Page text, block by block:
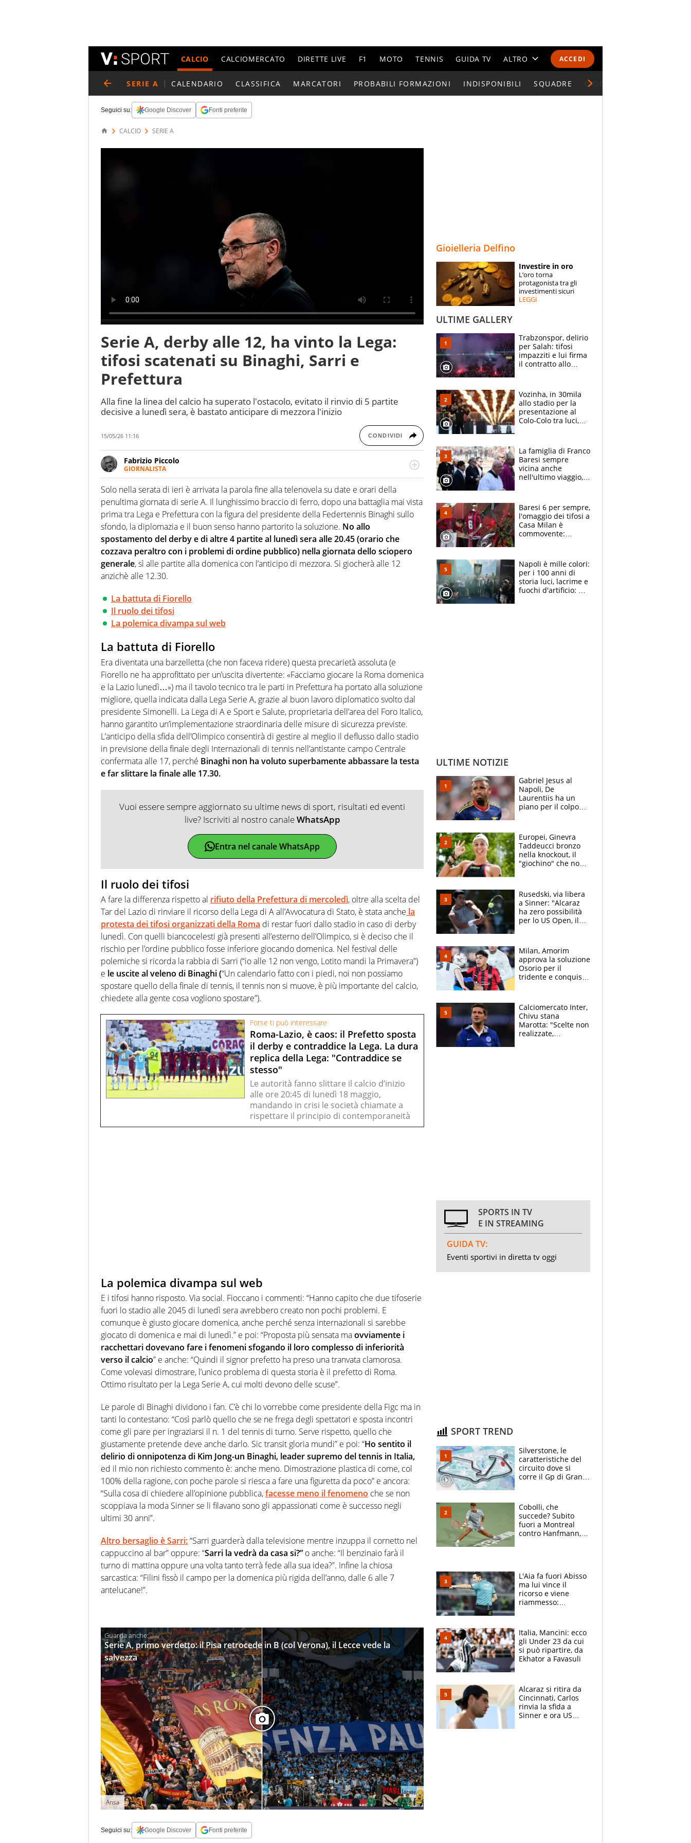
ACCEDI
CALCIO CALCIOMERCATO DIRETTE LIVE F1 MOTO TENNIS GUIDA TV ALTRO
CALENDARI E CLASSIFICHE
ESPERTI
CONTATTI
SERIE A CALENDARIO CLASSIFICA MARCATORI PROBABILI FORMAZIONI INDISPONIBILI SQUADRE GIOCATORI SERIE A
Seguici su: Google Discover Fonti preferite
CALCIO SERIE A
Serie A, derby alle 12, ha vinto la Lega:
tifosi scatenati su Binaghi, Sarri e
Prefettura
Alla fine la linea del calcio ha superato l'ostacolo, evitato il rinvio di 5 partite
decisive a lunedì sera, è bastato anticipare di mezzora l'inizio
15/05/26 11:16 CONDIVIDI
Fabrizio Piccolo
GIORNALISTA
Nella sua carriera ha seguito numerose manifestazioni sportive e collaborato con
agenzie e testate. Esperienza, competenza, conoscenza e memoria storica. Si occupa
prevalentemente di calcio
Solo nella serata di ieri è arrivata la parola fine alla telenovela su date e orari della
penultima giornata di serie A. Il lunghissimo braccio di ferro, dopo una battaglia mai vista
prima tra Lega e Prefettura con la figura del presidente della Federtennis Binaghi sullo
sfondo, la diplomazia e il buon senso hanno partorito la soluzione. No allo
spostamento del derby e di altre 4 partite al lunedì sera alle 20.45 (orario che
cozzava peraltro con i problemi di ordine pubblico) nella giornata dello sciopero
generale, sì alle partite alla domenica con l’anticipo di mezzora. Si giocherà alle 12
anzichè alle 12.30.
La battuta di Fiorello
Il ruolo dei tifosi
La polemica divampa sul web
La battuta di Fiorello
Era diventata una barzelletta (che non faceva ridere) questa precarietà assoluta (e
Fiorello ne ha approfittato per un’uscita divertente: «Facciamo giocare la Roma domenica
e la Lazio lunedì…») ma il tavolo tecnico tra le parti in Prefettura ha portato alla soluzione
migliore, quella indicata dalla Lega Serie A, grazie al buon lavoro diplomatico svolto dal
presidente Simonelli. La Lega di A e Sport e Salute, proprietaria dell’area del Foro Italico,
hanno garantito un’implementazione straordinaria delle misure di sicurezza previste.
L’anticipo della sfida dell’Olimpico consentirà di gestire al meglio il deflusso dallo stadio
in previsione della finale degli Internazionali di tennis nell’antistante campo Centrale
confermata alle 17, perché Binaghi non ha voluto superbamente abbassare la testa
e far slittare la finale alle 17.30.
Vuoi essere sempre aggiornato su ultime news di sport, risultati ed eventi
live? Iscriviti al nostro canaleWhatsApp
Entra nel canale WhatsApp
Il ruolo dei tifosi
A fare la differenza rispetto al rifiuto della Prefettura di mercoledì, oltre alla scelta del
Tar del Lazio di rinviare il ricorso della Lega di A all’Avvocatura di Stato, è stata anche la
protesta dei tifosi organizzati della Roma di restar fuori dallo stadio in caso di derby
lunedì. Con quelli biancocelesti già presenti all’esterno dell’Olimpico, si è deciso che il
rischio per l’ordine pubblico fosse inferiore giocando domenica. Nel festival delle
polemiche si ricorda la rabbia di Sarri (“io alle 12 non vengo, Lotito mandi la Primavera”)
e le uscite al veleno di Binaghi (“Un calendario fatto con i piedi, noi non possiamo
spostare quello della finale di tennis, il tennis non si muove, è più importante del calcio,
chiedete alla gente cosa vogliono spostare”).
Forse ti può interessare
Roma-Lazio, è caos: il Prefetto sposta
il derby e contraddice la Lega. La dura
replica della Lega: "Contraddice se
stesso"
Le autorità fanno slittare il calcio d’inizio
alle ore 20:45 di lunedì 18 maggio,
mandando in crisi le società chiamate a
rispettare il principio di contemporaneità
La polemica divampa sul web
E i tifosi hanno risposto. Via social. Fioccano i commenti: “Hanno capito che due tifoserie
fuori lo stadio alle 2045 di lunedì sera avrebbero creato non pochi problemi. E
comunque è giusto giocare domenica, anche perché senza internazionali si sarebbe
giocato di domenica e mai di lunedì.” e poi: “Proposta più sensata maovviamente i
racchettari dovevano fare i fenomeni sfogando il loro complesso di inferiorità
verso il calcio” e anche: “Quindi il signor prefetto ha preso una tranvata clamorosa.
Come volevasi dimostrare, l’unico problema di questa storia è il prefetto di Roma.
Ottimo risultato per la Lega Serie A, cui molti devono delle scuse”.
Le parole di Binaghi dividono i fan. C’è chi lo vorrebbe come presidente della Figc ma in
tanti lo contestano: “Così parlò quello che se ne frega degli spettatori e sposta incontri
come gli pare per ingraziarsi il n. 1 del tennis di turno. Serve rispetto, quello che
giustamente pretende deve anche darlo. Sic transit gloria mundi” e poi: “Ho sentito il
delirio di onnipotenza di Kim Jong-un Binaghi, leader supremo del tennis in Italia,
ed il mio non richiesto commento è: anche meno. Dimostrazione plastica di come, col
100% della ragione, con poche parole si riesca a fare una figuretta da poco” e ancora:
“Sulla cosa di chiedere all’opinione pubblica,facesse meno il fenomeno che se non
scoppiava la moda Sinner se li filavano sono gli appassionati come è successo negli
ultimi 30 anni”.
Altro bersaglio è Sarri:“Sarri guarderà dalla televisione mentre inzuppa il cornetto nel
cappuccino al bar” oppure: “Sarri la vedrà da casa si?” o anche: “Il benzinaio farà il
turno di mattina oppure una volta tanto terrà fede alla sua idea?”. Infine la chiosa
sarcastica: “Filini fissò il campo per la domenica più rigida dell’anno, dalle 6 alle 7
antelucane!”.
Serie A, primo verdetto: il Pisa retrocede in B (col Verona), il Lecce vede la
salvezza
Ansa
Seguici su: Google Discover Fonti preferite
Gioielleria Delfino
Investire in oro
L’oro torna
protagonista tra gli
investimenti sicuri
LEGGI
ULTIME GALLERY
Trabzonspor, delirio
per Salah: tifosi
impazziti e lui firma
il contratto allo
Vozinha, in 30mila
allo stadio per la
presentazione al
Colo-Colo tra luci,
La famiglia di Franco
Baresi sempre
vicina anche
nell'ultimo viaggio,
circondati
dall'affetto dei tifosi
Baresi 6 per sempre,
l'omaggio dei tifosi a
Casa Milan è
commovente:
bigliettini
Napoli è mille colori:
per i 100 anni di
storia luci, lacrime e
fuochi d'artificio: De
ULTIME NOTIZIE
Gabriel Jesus al
Napoli, De
Laurentiis ha un
piano per il colpo
Lucca
Europei, Ginevra
Taddeucci bronzo
nella knockout, il
"giochino" che non
Rusedski, via libera
a Sinner: "Alcaraz
ha zero possibilità
per lo US Open, il
Milan, Amorim
approva la soluzione
Osorio per il
tridente e conquista
Allegri
Calciomercato Inter,
Chivu stana
Marotta: "Scelte non
realizzate,
SPORTS IN TV
E IN STREAMING
GUIDA TV:
Eventi sportivi in diretta tv oggi
SPORT TREND
Silverstone, le
caratteristiche del
circuito dove si
corre il Gp di Gran
Cobolli, che
succede? Subito
fuori a Montreal
contro Hanfmann,
L'Aia fa fuori Abisso
ma lui vince il
ricorso e viene
riammesso:
Italia, Mancini: ecco
gli Under 23 da cui
si può ripartire, da
Ekhator a Favasuli
Alcaraz si ritira da
Cincinnati, Carlos
rinvia la sfida a
Sinner e ora US